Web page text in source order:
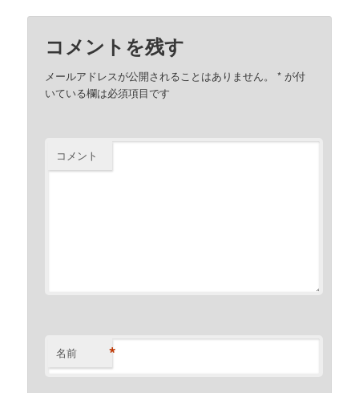
コメントを残す
メールアドレスが公開されることはありません。 * が付
いている欄は必須項目です
コメント
名前 *